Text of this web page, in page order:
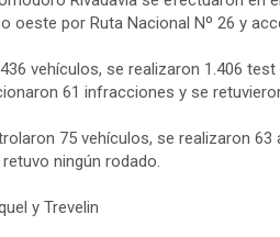
oeste por Ruta Nacional Nº 26 y
vehículos, se realizaron 1.406
61 infracciones y se
75 vehículos, se realizaron
ningún rodado.
y Trevelin